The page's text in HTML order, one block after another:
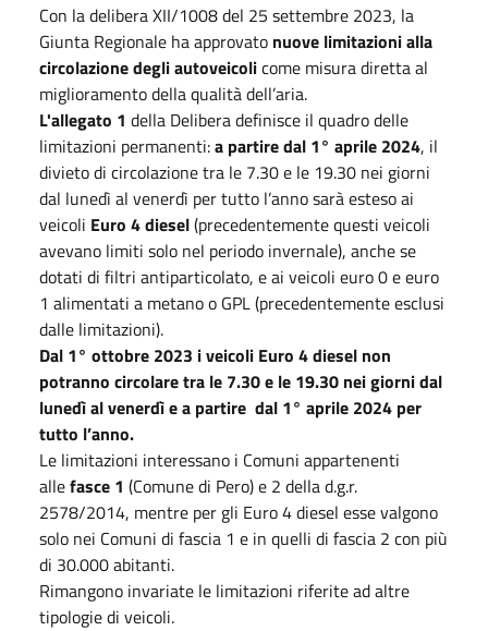
Con la delibera XII/1008 del 25 settembre 2023, la
Giunta Regionale ha approvato nuove limitazioni alla
circolazione degli autoveicolicome misura diretta al
miglioramento della qualità dell’aria.
L'allegato 1 della Delibera definisce il quadro delle
limitazioni permanenti:a partire dal 1° aprile 2024, il
divieto di circolazione tra le 7.30 e le 19.30 nei giorni
dal lunedì al venerdì per tutto l’anno sarà esteso ai
veicoli Euro 4 diesel(precedentemente questi veicoli
avevano limiti solo nel periodo invernale), anche se
dotati di filtri antiparticolato, e ai veicoli euro 0 e euro
1 alimentati a metano o GPL (precedentemente esclusi
dalle limitazioni).
Dal 1° ottobre 2023 i veicoli Euro 4 diesel non
potranno circolare tra le 7.30 e le 19.30 nei giorni dal
lunedì al venerdì e a partire dal 1° aprile 2024 per
tutto l’anno.
Le limitazioni interessano i Comuni appartenenti
allefasce 1 (Comune di Pero) e 2 della d.g.r.
2578/2014, mentre per gli Euro 4 diesel esse valgono
solo nei Comuni di fascia 1 e in quelli di fascia 2 con più
di 30.000 abitanti.
Rimangono invariate le limitazioni riferite ad altre
tipologie di veicoli.